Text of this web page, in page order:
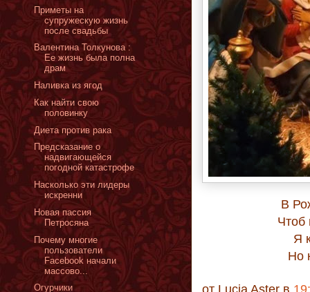
В
Чтоб
Я
Но
Приметы на
супружескую жизнь
после свадьбы
Валентина Толкунова :
Ее жизнь была полна
драм
Наливка из ягод
Как найти свою
половинку
Диета против рака
Предсказание о
надвигающейся
погодной катастрофе
Насколько эти лидеры
искренни
Новая пассия
Петросяна
Почему многие
пользователи
Facebook начали
массово...
Огурчики